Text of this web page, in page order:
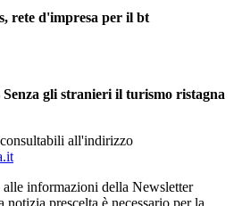
rete d'impresa per il bt
gli stranieri il turismo ristagna
all'indirizzo
alle informazioni della Newsletter
prescelta è necessario per la